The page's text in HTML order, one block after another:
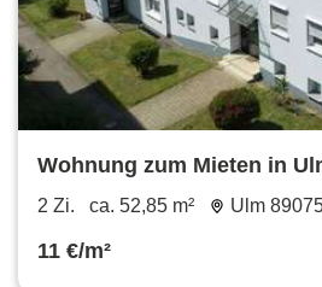
Wohnung zum Mieten in
2 Zi. ca. 52,85 m² Ulm
11 €/m²